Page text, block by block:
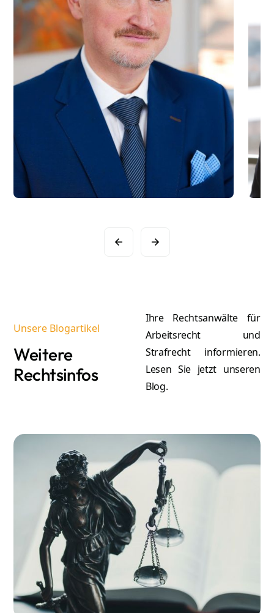
Mehr erfahren
Unsere Blogartikel
Weitere
Rechtsinfos
Ihre Rechtsanwälte für
Arbeitsrecht und
Strafrecht informieren.
Lesen Sie jetzt unseren
Blog.